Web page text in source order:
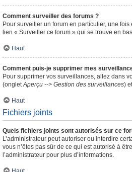
Comment surveiller des forums ?
Pour surveiller un forum en particulier, une
lien « Surveiller ce forum » qui se trouve en
Haut
Comment puis-je supprimer mes
Pour supprimer vos surveillances, allez dans
(ongletAperçu --> Gestion des surveillances)
Haut
Fichiers joints
Quels fichiers joints sont autorisés sur ce
L’administrateur peut autoriser ou interdire
vous n’êtes pas sûr de ce qui est autorisé à
l’administrateur pour plus d’informations.